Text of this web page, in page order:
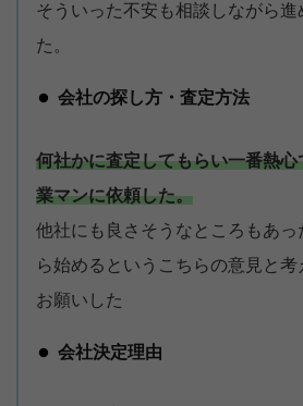
そういった不安も相談しながら進
た。
会社の探し方・査定方法
何社かに査定してもらい一番熱
業マンに依頼した。
他社にも良さそうなところもあ
ら始めるというこちらの意見と
お願いした
会社決定理由